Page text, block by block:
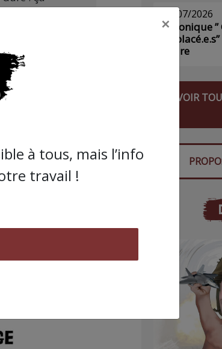
29/07/2026
Chronique ”
écrire
VOIR
×
à tous, mais l’info
travail !